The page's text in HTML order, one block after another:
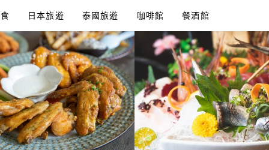
日本旅遊 泰國旅遊 咖啡館 餐酒館